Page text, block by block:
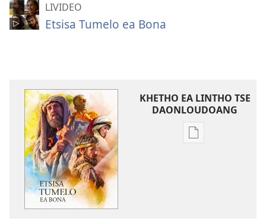
LIVIDEO
Etsisa Tumelo ea Bona
KHETHO EA LINTHO TSE
DAONLOUDOANG
Khetho